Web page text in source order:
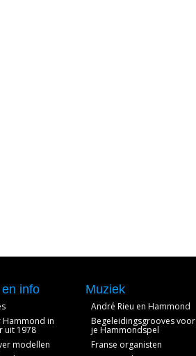
info
in
uit 1978
modellen
Muziek
André Rieu en Hammond
Begeleidingsgrooves voor
je Hammondspel
Franse organisten